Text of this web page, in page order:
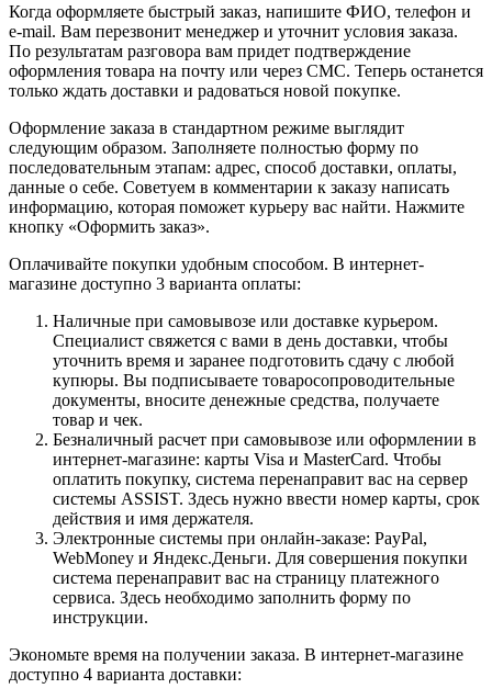
Когда оформляете быстрый заказ, напишите ФИО, телефон и
e-mail. Вам перезвонит менеджер и уточнит условия заказа.
По результатам разговора вам придет подтверждение
оформления товара на почту или через СМС. Теперь останется
только ждать доставки и радоваться новой покупке.
Оформление заказа в стандартном режиме выглядит
следующим образом. Заполняете полностью форму по
последовательным этапам: адрес, способ доставки, оплаты,
данные о себе. Советуем в комментарии к заказу написать
информацию, которая поможет курьеру вас найти. Нажмите
кнопку «Оформить заказ».
Оплачивайте покупки удобным способом. В интернет-
магазине доступно 3 варианта оплаты:
Наличные при самовывозе или доставке курьером.
Специалист свяжется с вами в день доставки, чтобы
уточнить время и заранее подготовить сдачу с любой
купюры. Вы подписываете товаросопроводительные
документы, вносите денежные средства, получаете
товар и чек.
Безналичный расчет при самовывозе или оформлении в
интернет-магазине: карты Visa и MasterCard. Чтобы
оплатить покупку, система перенаправит вас на сервер
системы ASSIST. Здесь нужно ввести номер карты, срок
действия и имя держателя.
Электронные системы при онлайн-заказе: PayPal,
WebMoney и Яндекс.Деньги. Для совершения покупки
система перенаправит вас на страницу платежного
сервиса. Здесь необходимо заполнить форму по
инструкции.
Экономьте время на получении заказа. В интернет-магазине
доступно 4 варианта доставки: